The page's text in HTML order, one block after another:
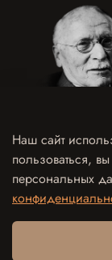
Договор оферты
Политика
Согласие на обработку
Согласие на рекламно-
Согласие на
Наш сайт
пользоваться,
персональных